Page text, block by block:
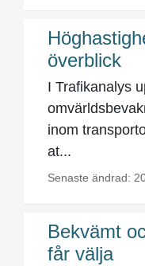
överblick
I Trafikanalys
inom
at...
Senaste ändrad:
Bekvämt
får välja